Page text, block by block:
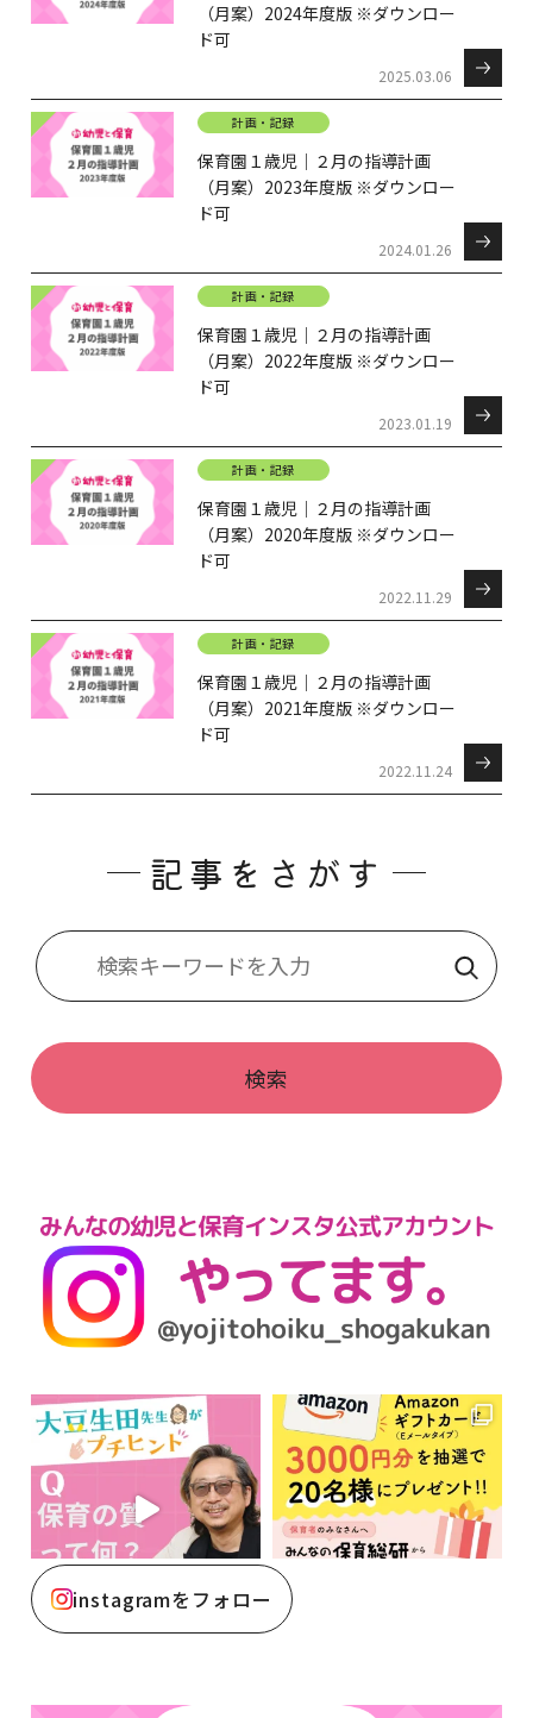
（月案）2024年度版 ※ダウンロー
ド可
2025.03.06
計画・記録
保育園１歳児｜２月の指導計画
（月案）2023年度版 ※ダウンロー
ド可
2024.01.26
計画・記録
保育園１歳児｜２月の指導計画
（月案）2022年度版 ※ダウンロー
ド可
2023.01.19
計画・記録
保育園１歳児｜２月の指導計画
（月案）2020年度版 ※ダウンロー
ド可
2022.11.29
計画・記録
保育園１歳児｜２月の指導計画
（月案）2021年度版 ※ダウンロー
ド可
2022.11.24
記事をさがす
instagramをフォロー